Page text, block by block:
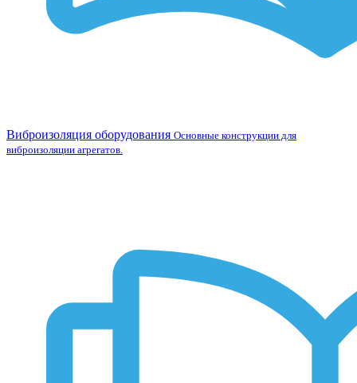
Виброизоляция оборудования Основные конструкции для
виброизоляции агрегатов.